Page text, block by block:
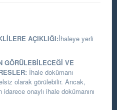
AÇIKLIĞI:İhaleye yerli
GÖRÜLEBİLECEĞİ VE
İhale dokümanı
olarak görülebilir. Ancak,
onaylı ihale dokümanını